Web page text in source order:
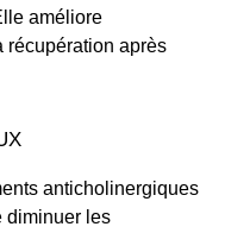
améliore
récupération après
anticholinergiques
diminuer les